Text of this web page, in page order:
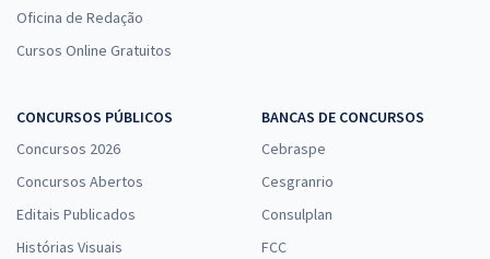
Oficina de Redação
Cursos Online Gratuitos
CONCURSOS PÚBLICOS
Concursos 2026
Concursos Abertos
Editais Publicados
Histórias Visuais
BANCAS DE CONCURSOS
Cebraspe
Cesgranrio
Consulplan
FCC